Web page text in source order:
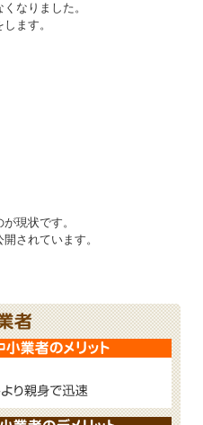
なりました。
ます。
現状です。
されています。